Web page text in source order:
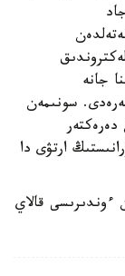
جانە
سونىمەن
ارتۋى دا
ءوندىرىسى قالاي